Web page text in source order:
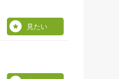
見たい